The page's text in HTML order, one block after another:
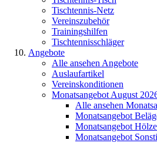
Tischtennis-Netz
Vereinszubehör
Trainingshilfen
Tischtennisschläger
Angebote
Alle ansehen Angebote
Auslaufartikel
Vereinskonditionen
Monatsangebot August
Alle ansehen
Monatsangebot
Monatsangebot
Monatsangebot